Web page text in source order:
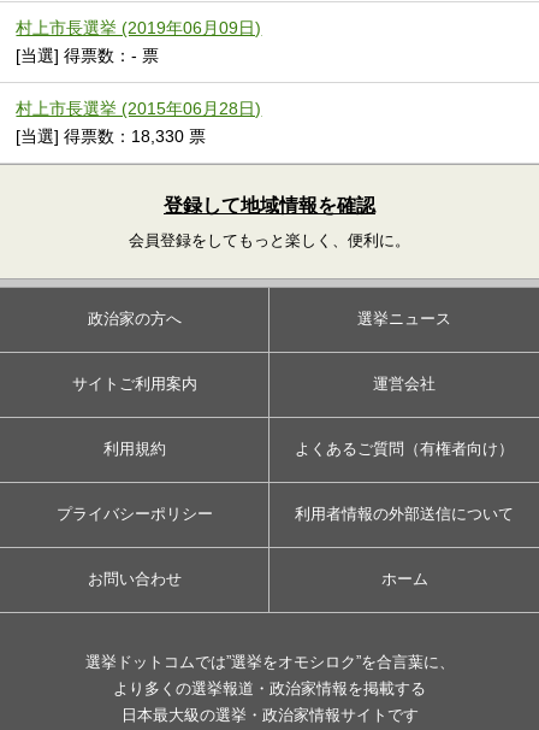
村上市長選挙 (2019年06月09日)
[当選] 得票数：- 票
村上市長選挙 (2015年06月28日)
[当選] 得票数：18,330 票
登録して地域情報を確認
会員登録をしてもっと楽しく、便利に。
政治家の方へ 選挙ニュース
サイトご利用案内 運営会社
利用規約 よくあるご質問（有権者向け）
プライバシーポリシー 利用者情報の外部送信について
お問い合わせ ホーム
選挙ドットコムでは”選挙をオモシロク”を合言葉に、
より多くの選挙報道・政治家情報を掲載する
日本最大級の選挙・政治家情報サイトです